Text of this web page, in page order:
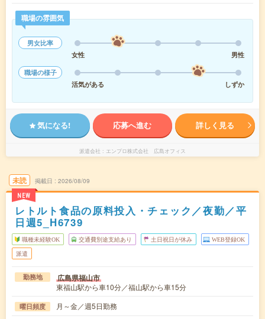
職場の雰囲気
男女比率
女性
男性
職場の様子
活気がある
しずか
気になる! 応募へ進む 詳しく見る
派遣会社 エンプロ株式会社 広島オフィス
未読
NEW
掲載日 2026/08/09
レトルト食品の原料投入・チェック／夜勤／平
日週5_H6739
職種未経験OK 交通費別途支給あり 土日祝日が休み WEB登録OK
派遣
勤務地 広島県福山市
東福山駅から車10分／福山駅から車15分
曜日頻度 月～金／週5日勤務